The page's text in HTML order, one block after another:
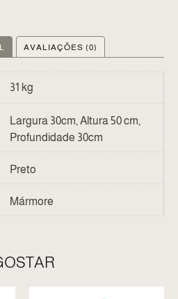
AVALIAÇÕES (0)
31 kg
Largura 30cm, Altura 50 cm,
Profundidade 30cm
Preto
Mármore